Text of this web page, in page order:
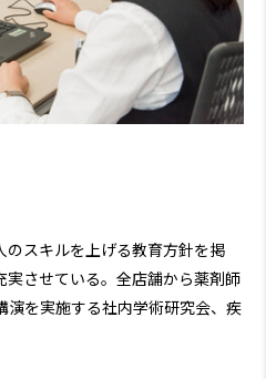
のスキルを上げる教育方針を掲
実させている。全店舗から薬剤師
演を実施する社内学術研究会、疾